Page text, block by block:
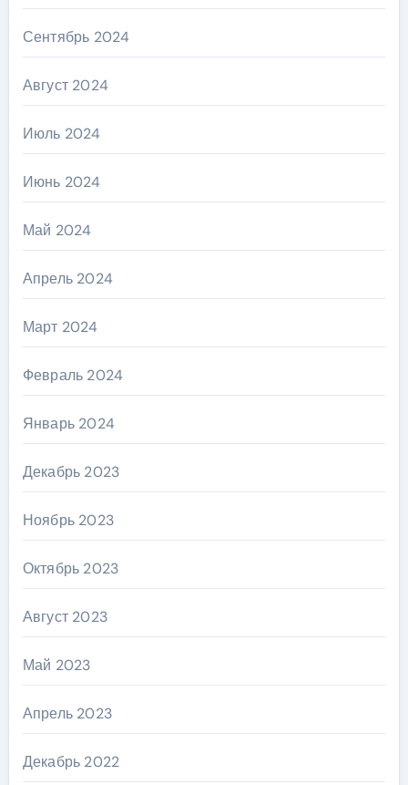
Сентябрь 2024
Август 2024
Июль 2024
Июнь 2024
Май 2024
Апрель 2024
Март 2024
Февраль 2024
Январь 2024
Декабрь 2023
Ноябрь 2023
Октябрь 2023
Август 2023
Май 2023
Апрель 2023
Декабрь 2022